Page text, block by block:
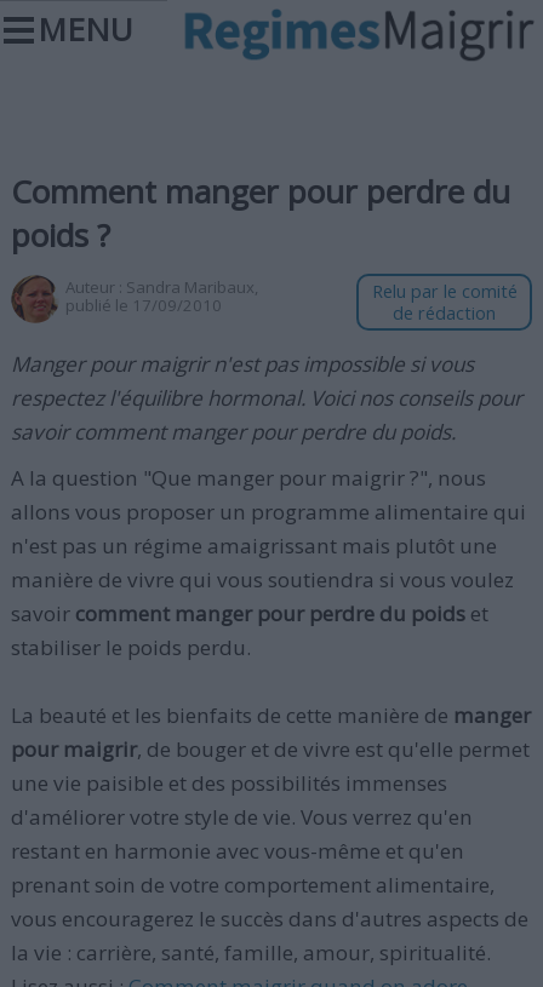
MENU
Comment manger pour perdre du
poids ?
Auteur : Sandra Maribaux,
publié le 17/09/2010
Relu par le comité
de rédaction
Manger pour maigrir n'est pas impossible si vous
respectez l'équilibre hormonal. Voici nos conseils pour
savoir comment manger pour perdre du poids.
A la question "Que manger pour maigrir ?", nous
allons vous proposer un programme alimentaire qui
n'est pas un régime amaigrissant mais plutôt une
manière de vivre qui vous soutiendra si vous voulez
savoir comment manger pour perdre du poidset
stabiliser le poids perdu.
La beauté et les bienfaits de cette manière de manger
pour maigrir, de bouger et de vivre est qu'elle permet
une vie paisible et des possibilités immenses
d'améliorer votre style de vie. Vous verrez qu'en
restant en harmonie avec vous-même et qu'en
prenant soin de votre comportement alimentaire,
vous encouragerez le succès dans d'autres aspects de
la vie : carrière, santé, famille, amour, spiritualité.